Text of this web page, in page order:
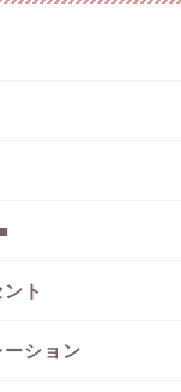
ト
ション